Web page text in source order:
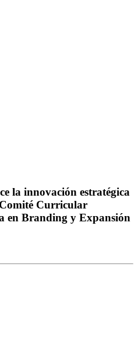
la innovación estratégica
Curricular
en Branding y Expansión